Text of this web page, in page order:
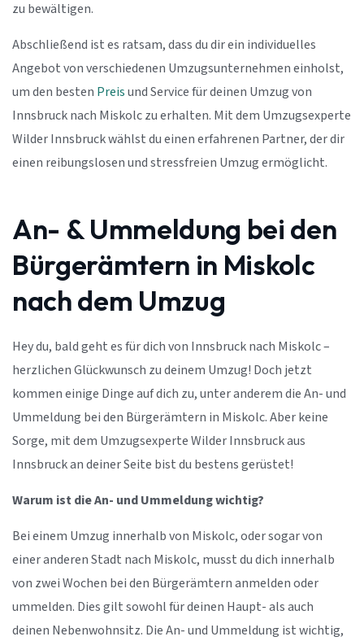
zu bewältigen.
Abschließend ist es ratsam, dass du dir ein individuelles
Angebot von verschiedenen Umzugsunternehmen einholst,
um den besten Preisund Service für deinen Umzug von
Innsbruck nach Miskolc zu erhalten. Mit dem Umzugsexperte
Wilder Innsbruck wählst du einen erfahrenen Partner, der dir
einen reibungslosen und stressfreien Umzug ermöglicht.
An- & Ummeldung bei den
Bürgerämtern in Miskolc
nach dem Umzug
Hey du, bald geht es für dich von Innsbruck nach Miskolc –
herzlichen Glückwunsch zu deinem Umzug! Doch jetzt
kommen einige Dinge auf dich zu, unter anderem die An- und
Ummeldung bei den Bürgerämtern in Miskolc. Aber keine
Sorge, mit dem Umzugsexperte Wilder Innsbruck aus
Innsbruck an deiner Seite bist du bestens gerüstet!
Warum ist die An- und Ummeldung wichtig?
Bei einem Umzug innerhalb von Miskolc, oder sogar von
einer anderen Stadt nach Miskolc, musst du dich innerhalb
von zwei Wochen bei den Bürgerämtern anmelden oder
ummelden. Dies gilt sowohl für deinen Haupt- als auch
deinen Nebenwohnsitz. Die An- und Ummeldung ist wichtig,